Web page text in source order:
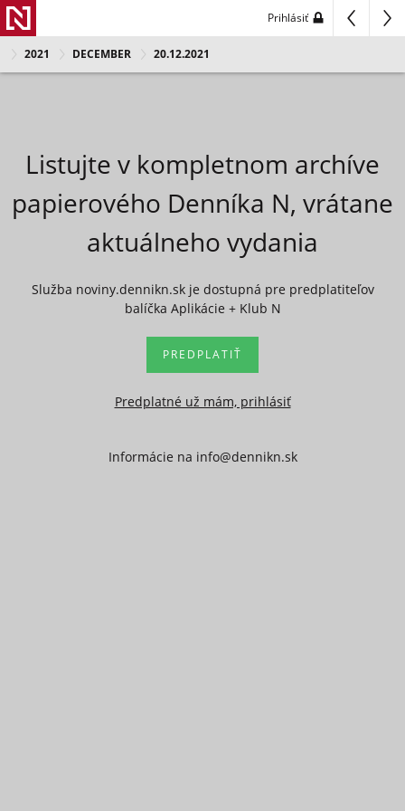
Prihlásiť
2021 DECEMBER 20.12.2021
Listujte v kompletnom archíve
papierového Denníka N, vrátane
aktuálneho vydania
Služba noviny.dennikn.sk je dostupná pre predplatiteľov
balíčka Aplikácie + Klub N
PREDPLATIŤ
Predplatné už mám, prihlásiť
Informácie na info@dennikn.sk